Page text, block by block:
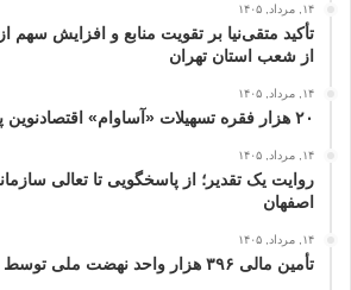
۱۴, مرداد, ۱۴۰۵
تأکید متقی‌نیا بر تقویت منابع و افزایش سهم
از شعب استان تهران
۱۴, مرداد, ۱۴۰۵
۲۰ هزار فقره تسهیلات «آساوام» اقتصادنوین پرداخت شد
۱۴, مرداد, ۱۴۰۵
روایت یک تقدیر؛ از پاسخگویی تا تعالی
اصفهان
۱۴, مرداد, ۱۴۰۵
تأمین مالی ۳۹۶ هزار واحد نهضت ملی توسط بانک مسکن